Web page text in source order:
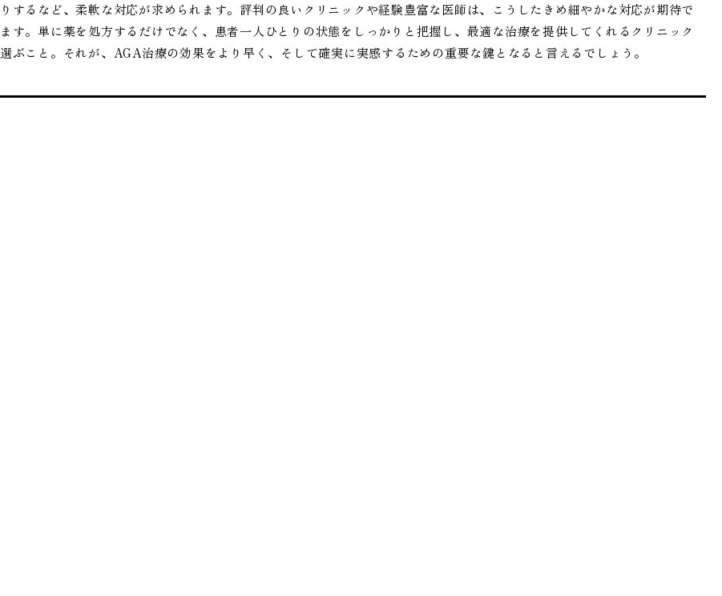
するなど、柔軟な対応が求められます。評判の良いクリニックや経験豊富な医師は、こうしたきめ細やかな対応が期待で
す。単に薬を処方するだけでなく、患者一人ひとりの状態をしっかりと把握し、最適な治療を提供してくれるクリニック
ぶこと。それが、AGA治療の効果をより早く、そして確実に実感するための重要な鍵となると言えるでしょう。